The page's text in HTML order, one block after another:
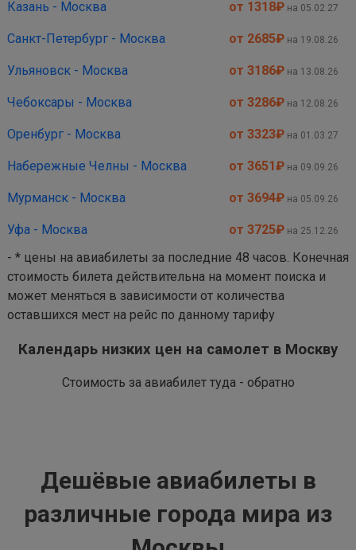
Казань - Москва от 1318₽ на 05.02.27
Санкт-Петербург - Москва от 2685₽ на 19.08.26
Ульяновск - Москва от 3186₽ на 13.08.26
Чебоксары - Москва от 3286₽ на 12.08.26
Оренбург - Москва от 3323₽ на 01.03.27
Набережные Челны - Москва от 3651₽ на 09.09.26
Мурманск - Москва от 3694₽ на 05.09.26
Уфа - Москва от 3725₽ на 25.12.26
- * цены на авиабилеты за последние 48 часов. Конечная
стоимость билета действительна на момент поиска и
может меняться в зависимости от количества
оставшихся мест на рейс по данному тарифу
Календарь низких цен на самолет в Москву
Стоимость за авиабилет туда - обратно
Дешёвые авиабилеты в
различные города мира из